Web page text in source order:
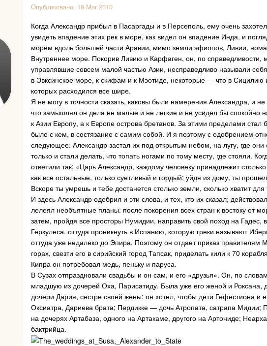
Опубликовано: 19 Mar 2010
Когда Александр прибыл в Пасаргады и в Персеполь, ему очень
увидеть впадение этих рек в море, как видел он впадение Инда, и
морем вдоль большей части Аравии, мимо земли эфиопов, Ливии,
Внутреннее море. Покорив Ливию и Карфаген, он, по
управлявшие совсем малой частью Азии, несправедливо называли
в Эвксинское море, к скифам и к Мэотиде, некоторые — что в Сицилию
которых расходился все шире.
Я не могу в точности сказать, каковы были намерения Александра, и
что замышлял он дела не малые и не легкие и не усидел бы спокойно
к Азии Европу, а к Европе острова бретанов. За этими пределами
было с кем, в состязание с самим собой. И я поэтому с одобрением
следующее: Александр застал их под открытым небом, на лугу, где
только и стали делать, что топать ногами по тому месту, где стояли.
ответили так: «Царь Александр, каждому человеку принадлежит
как все остальные, только суетливый и гордый; уйдя из дому, ты
Вскоре ты умрешь и тебе достанется столько земли, сколько хватит для
И здесь Александр одобрил и эти слова, и тех, кто их сказал;
лелеял необъятные планы: после покорения всех стран к востоку от
затем, пройдя все просторы Нумидии, направить свой поход на
Геркулеса. оттуда проникнуть в Испанию, которую греки называют
оттуда уже недалеко до Эпира. Поэтому он отдает приказ
горах, свезти его в сирийский город Тапсак, приделать кили к 70
Кипра он потребовал медь, пеньку и паруса.
В Сузах отпраздновали свадьбы и он сам, и его «друзья». Он, по
младшую из дочерей Оха, Парисатиду. Была уже его женой и Роксана,
дочери Дария, сестре своей жены: он хотел, чтобы дети Гефестиона
Оксиатра, Дариева брата; Пердикке — дочь Атропата, сатрапа Мидии;
на дочерях Артабаза, одного на Артакаме, другого на Артониде;
бактрийца.